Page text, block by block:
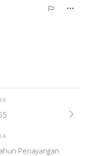
Penayangan